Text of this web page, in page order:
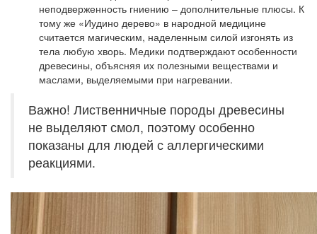
неподверженность гниению – дополнительные плюсы. К
тому же «Иудино дерево» в народной медицине
считается магическим, наделенным силой изгонять из
тела любую хворь. Медики подтверждают особенности
древесины, объясняя их полезными веществами и
маслами, выделяемыми при нагревании.
Важно! Лиственничные породы древесины
не выделяют смол, поэтому особенно
показаны для людей с аллергическими
реакциями.